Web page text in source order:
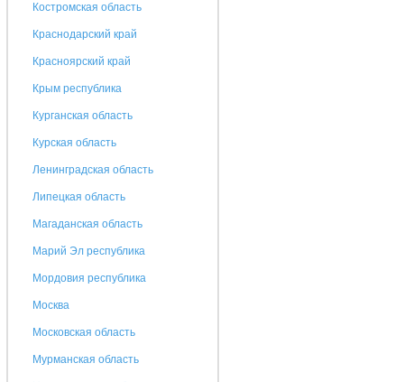
Костромская область
Краснодарский край
Красноярский край
Крым республика
Курганская область
Курская область
Ленинградская область
Липецкая область
Магаданская область
Марий Эл республика
Мордовия республика
Москва
Московская область
Мурманская область